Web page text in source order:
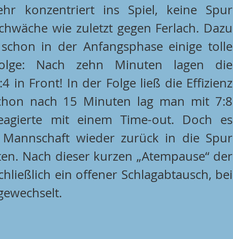
konzentriert ins Spiel, keine Spur
in der Anfangsphase einige tolle
Nach zehn Minuten lagen die
in Front! In der Folge ließ die Effizienz
nach 15 Minuten lag man mit 7:8
mit einem Time-out. Doch es
wieder zurück in die Spur
Nach dieser kurzen „Atempause“ der